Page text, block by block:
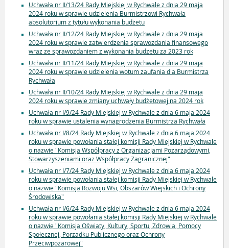
Uchwała nr II/13/24 Rady Miejskiej w Rychwale z dnia 29 maja
2024 roku w sprawie udzielenia Burmistrzowi Rychwała
absolutorium z tytułu wykonania budżetu
Uchwała nr II/12/24 Rady Miejskiej w Rychwale z dnia 29 maja
2024 roku w sprawie zatwierdzenia sprawozdania finansowego
wraz ze sprawozdaniem z wykonania budzetu za 2023 rok
Uchwała nr II/11/24 Rady Miejskiej w Rychwale z dnia 29 maja
2024 roku w sprawie udzielenia wotum zaufania dla Burmistrza
Rychwała
Uchwała nr II/10/24 Rady Miejskiej w Rychwale z dnia 29 maja
2024 roku w sprawie zmiany uchwały budżetowej na 2024 rok
Uchwała nr I/9/24 Rady Miejskiej w Rychwale z dnia 6 maja 2024
roku w sprawie ustalenia wynagrodzenia Burmistrza Rychwała
Uchwała nr I/8/24 Rady Miejskiej w Rychwale z dnia 6 maja 2024
roku w sprawie powołania stałej komisji Rady Miejskiej w Rychwale
o nazwie "Komisja Wspólpracy z Organizacjami Pozarządowymi,
Stowarzyszeniami oraz Współpracy Zagranicznej"
Uchwała nr I/7/24 Rady Miejskiej w Rychwale z dnia 6 maja 2024
roku w sprawie powołania stałej komisji Rady Miejskiej w Rychwale
o nazwie "Komisja Rozwoju Wsi, Obszarów Wiejskich i Ochrony
Środowiska"
Uchwała nr I/6/24 Rady Miejskiej w Rychwale z dnia 6 maja 2024
roku w sprawie powołania stałej komisji Rady Miejskiej w Rychwale
o nazwie "Komisja Oświaty, Kultury, Sportu, Zdrowia, Pomocy
Społecznej, Porzadku Publicznego oraz Ochrony
Przeciwpożarowej"